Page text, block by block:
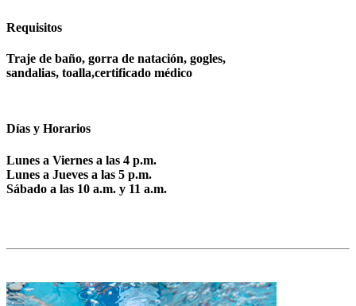
Requisitos
Traje de baño, gorra de natación, gogles,
sandalias, toalla,certificado médico
Días y Horarios
Lunes a Viernes a las 4 p.m.
Lunes a Jueves a las 5 p.m.
Sábado a las 10 a.m. y 11 a.m.